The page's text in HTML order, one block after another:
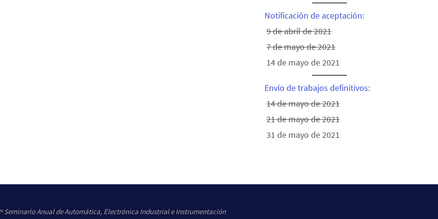
Notificación de aceptación:
9 de abril de 2021
7 de mayo de 2021
14 de mayo de 2021
Envío de trabajos definitivos:
14 de mayo de 2021
21 de mayo de 2021
31 de mayo de 2021
Seminario Anual de Automática, Electrónica Industrial e Instrumentación